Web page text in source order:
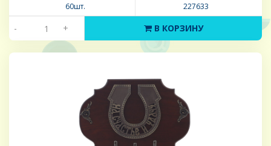
60шт. 227633
- + В КОРЗИНУ